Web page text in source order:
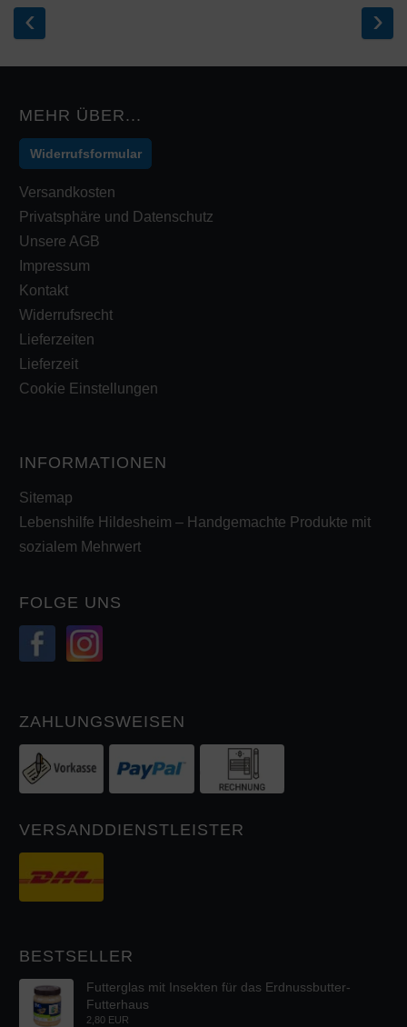
‹ ›
MEHR ÜBER...
Widerrufsformular
Versandkosten
Privatsphäre und Datenschutz
Unsere AGB
Impressum
Kontakt
Widerrufsrecht
Lieferzeiten
Lieferzeit
Cookie Einstellungen
INFORMATIONEN
Sitemap
Lebenshilfe Hildesheim – Handgemachte Produkte mit
sozialem Mehrwert
FOLGE UNS
ZAHLUNGSWEISEN
VERSANDDIENSTLEISTER
BESTSELLER
Futterglas mit Insekten für das Erdnussbutter-
Futterhaus
2,80 EUR